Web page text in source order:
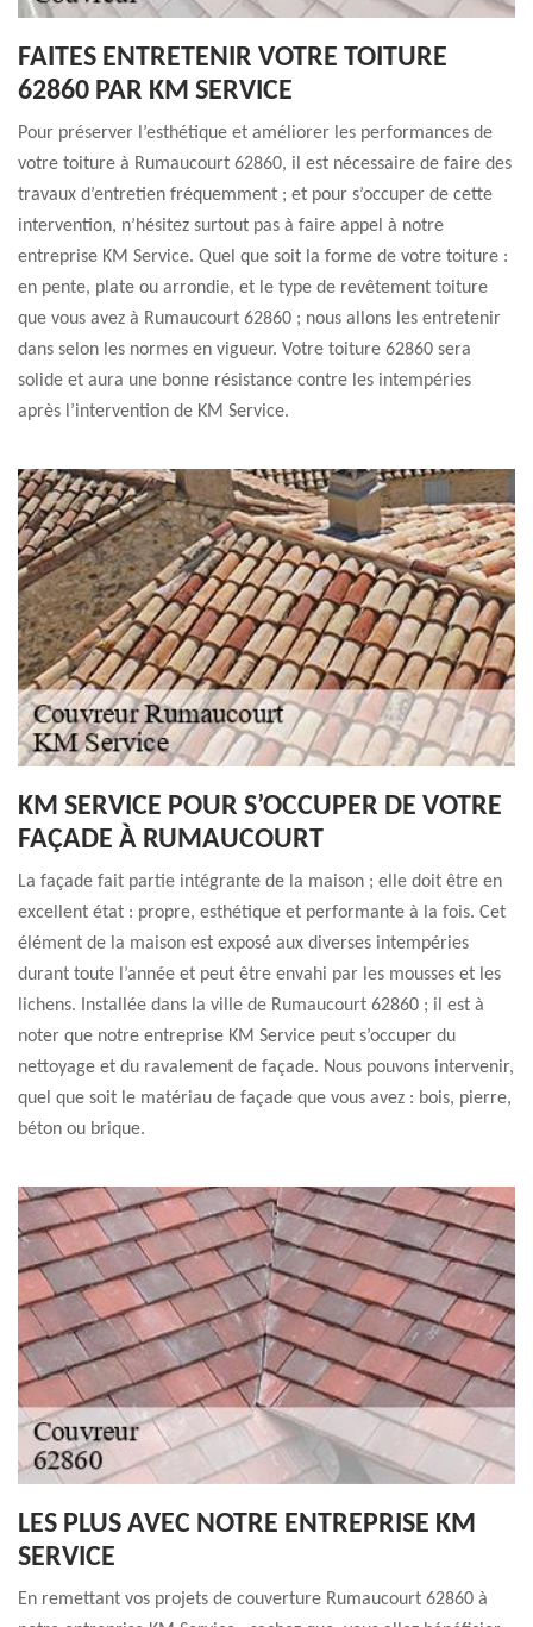
FAITES ENTRETENIR VOTRE TOITURE
62860 PAR KM SERVICE
Pour préserver l’esthétique et améliorer les performances de
votre toiture à Rumaucourt 62860, il est nécessaire de faire des
travaux d’entretien fréquemment ; et pour s’occuper de cette
intervention, n’hésitez surtout pas à faire appel à notre
entreprise KM Service. Quel que soit la forme de votre toiture :
en pente, plate ou arrondie, et le type de revêtement toiture
que vous avez à Rumaucourt 62860 ; nous allons les entretenir
dans selon les normes en vigueur. Votre toiture 62860 sera
solide et aura une bonne résistance contre les intempéries
après l’intervention de KM Service.
KM SERVICE POUR S’OCCUPER DE VOTRE
FAÇADE À RUMAUCOURT
La façade fait partie intégrante de la maison ; elle doit être en
excellent état : propre, esthétique et performante à la fois. Cet
élément de la maison est exposé aux diverses intempéries
durant toute l’année et peut être envahi par les mousses et les
lichens. Installée dans la ville de Rumaucourt 62860 ; il est à
noter que notre entreprise KM Service peut s’occuper du
nettoyage et du ravalement de façade. Nous pouvons intervenir,
quel que soit le matériau de façade que vous avez : bois, pierre,
béton ou brique.
LES PLUS AVEC NOTRE ENTREPRISE KM
SERVICE
En remettant vos projets de couverture Rumaucourt 62860 à